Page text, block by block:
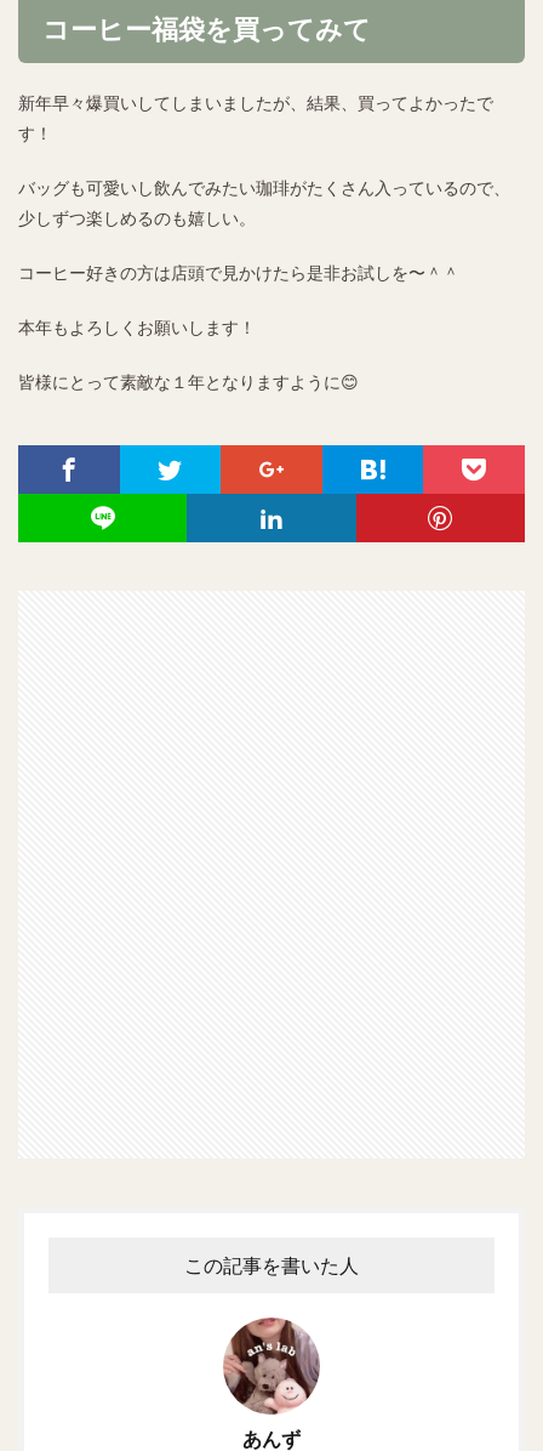
コーヒー福袋を買ってみて
新年早々爆買いしてしまいましたが、結果、買ってよかったで
す！
バッグも可愛いし飲んでみたい珈琲がたくさん入っているので、
少しずつ楽しめるのも嬉しい。
コーヒー好きの方は店頭で見かけたら是非お試しを〜＾＾
本年もよろしくお願いします！
皆様にとって素敵な１年となりますように😊
この記事を書いた人
あんず